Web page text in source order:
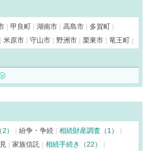
甲良町 湖南市 高島市
多賀町
米原市 守山市 野洲市 栗東市 竜王町
） 紛争・争続
相続財産調査（1）
家族信託
相続手続き（22）